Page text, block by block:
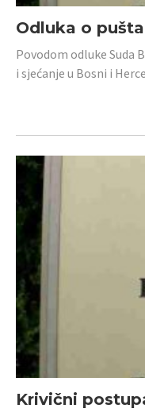
Odluka o
Povodom odluke Suda
i sjećanje u Bosni i
Krivični